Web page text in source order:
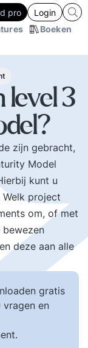
Boeken
pro Login
level 3
zijn gebracht,
Model
kunt u
project
om, of met
deze aan alle
gratis
en